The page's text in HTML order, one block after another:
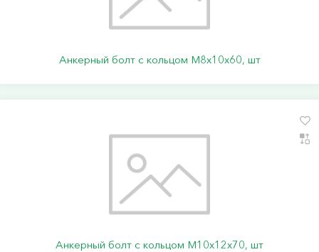
Анкерный болт с кольцом М8х10х60, шт
Анкерный болт с кольцом М10х12х70, шт